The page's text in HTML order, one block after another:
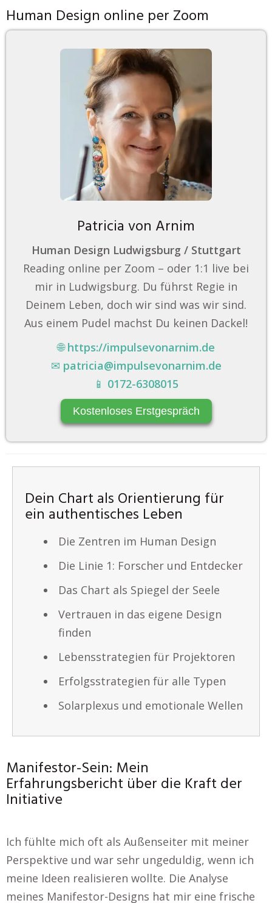
Human Design online per Zoom
Patricia von Arnim
Human Design Ludwigsburg / Stuttgart
Reading online per Zoom – oder 1:1 live bei
mir in Ludwigsburg. Du führst Regie in
Deinem Leben, doch wir sind was wir sind.
Aus einem Pudel machst Du keinen Dackel!
🌐https://impulsevonarnim.de
✉ patricia@impulsevonarnim.de
📱 0172-6308015
Kostenloses Erstgespräch
Dein Chart als Orientierung für
ein authentisches Leben
Die Zentren im Human Design
Die Linie 1: Forscher und Entdecker
Das Chart als Spiegel der Seele
Vertrauen in das eigene Design
finden
Lebensstrategien für Projektoren
Erfolgsstrategien für alle Typen
Solarplexus und emotionale Wellen
Manifestor-Sein: Mein
Erfahrungsbericht über die Kraft der
Initiative
Ich fühlte mich oft als Außenseiter mit meiner
Perspektive und war sehr ungeduldig, wenn ich
meine Ideen realisieren wollte. Die Analyse
meines Manifestor-Designs hat mir eine frische